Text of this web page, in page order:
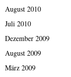
August 2010
Juli 2010
Dezember 2009
August 2009
März 2009